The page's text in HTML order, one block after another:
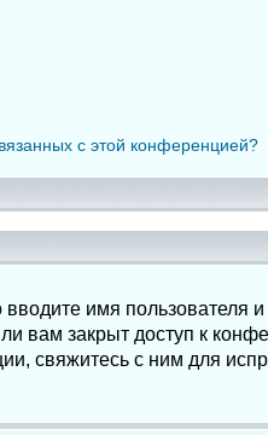
с этой конференцией?
имя пользователя
вам закрыт доступ к
свяжитесь с ним для